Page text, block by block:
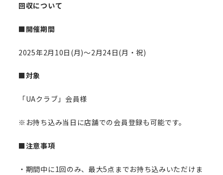
回収について
■開催期間
2025年2月10日(月)～2月24日(月・祝)
■対象
「UAクラブ」会員様
※お持ち込み当日に店舗での会員登録も可能です。
■注意事項
・期間中に1回のみ、最大5点までお持ち込みいただけま